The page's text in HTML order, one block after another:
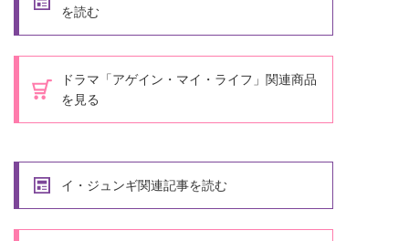
を読む
ドラマ「アゲイン・マイ・ライフ」関連商品
を見る
イ・ジュンギ関連記事を読む